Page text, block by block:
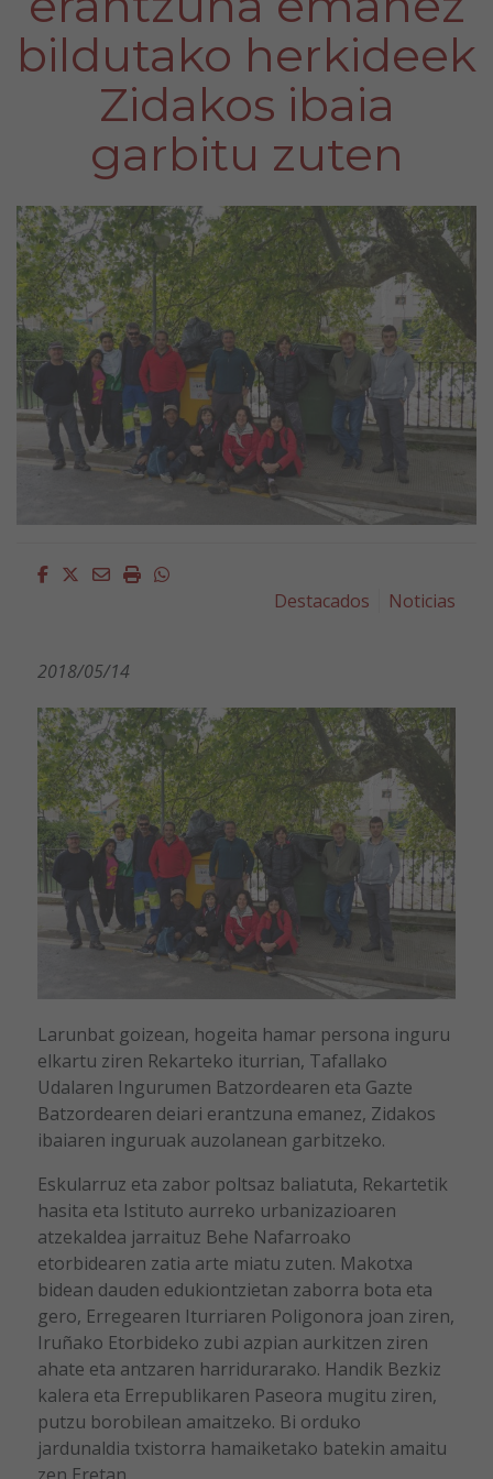
bildutako herkideek
Zidakos ibaia
garbitu zuten
Facebook
Twitter
EmailImprimirWhatsapp
Destacados
Noticias
2018/05/14
Larunbat goizean, hogeita hamar persona inguru
elkartu ziren Rekarteko iturrian, Tafallako
Udalaren Ingurumen Batzordearen eta Gazte
Batzordearen deiari erantzuna emanez, Zidakos
ibaiaren inguruak auzolanean garbitzeko.
Eskularruz eta zabor poltsaz baliatuta, Rekartetik
hasita eta Istituto aurreko urbanizazioaren
atzekaldea jarraituz Behe Nafarroako
etorbidearen zatia arte miatu zuten. Makotxa
bidean dauden edukiontzietan zaborra bota eta
gero, Erregearen Iturriaren Poligonora joan ziren,
Iruñako Etorbideko zubi azpian aurkitzen ziren
ahate eta antzaren harridurarako. Handik Bezkiz
kalera eta Errepublikaren Paseora mugitu ziren,
putzu borobilean amaitzeko. Bi orduko
jardunaldia txistorra hamaiketako batekin amaitu